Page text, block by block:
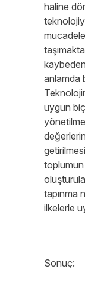
haline
anlamda
uygun
tapınma
ilkelerle
Sonuç: